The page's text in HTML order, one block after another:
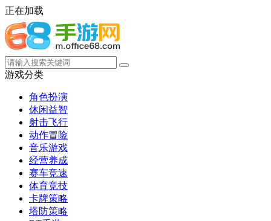
正在加载
游戏分类
角色扮演
休闲益智
射击飞行
动作冒险
音乐游戏
经营养成
赛车竞速
体育竞技
卡牌策略
塔防策略